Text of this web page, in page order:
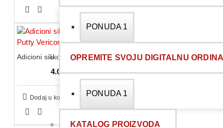
PONUDA 1
OPREMITE SVOJU DIGITALNU
PONUDA 1
KATALOG PROIZVODA
Adicioni silikon - Vonflex - S Putty Vericom
4.055,00 RSD
Dodaj u korpu